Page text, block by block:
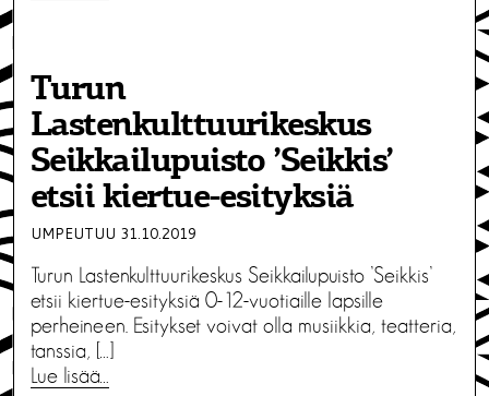
Turun
Lastenkulttuurikeskus
Seikkailupuisto ’Seikkis’
etsii kiertue-esityksiä
UMPEUTUU 31.10.2019
Turun Lastenkulttuurikeskus Seikkailupuisto ’Seikkis’
etsii kiertue-esityksiä 0-12-vuotiaille lapsille
perheineen. Esitykset voivat olla musiikkia, teatteria,
tanssia, […]
Lue lisää…